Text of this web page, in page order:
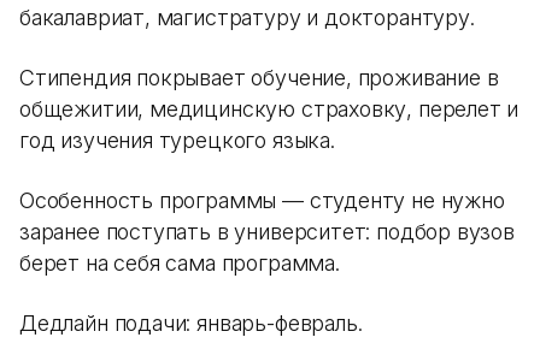
бакалавриат, магистратуру и докторантуру.
Стипендия покрывает обучение, проживание в
общежитии, медицинскую страховку, перелет и
год изучения турецкого языка.
Особенность программы — студенту не нужно
заранее поступать в университет: подбор вузов
берет на себя сама программа.
Дедлайн подачи: январь-февраль.